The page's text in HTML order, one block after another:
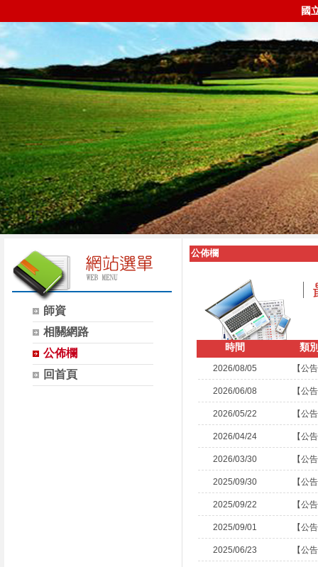
國
師資
相關網路
公佈欄
回首頁
公佈欄
時間 類
2026/08/05 【公
2026/06/08 【公
2026/05/22 【公
2026/04/24 【公
2026/03/30 【公
2025/09/30 【公
2025/09/22 【公
2025/09/01 【公
2025/06/23 【公